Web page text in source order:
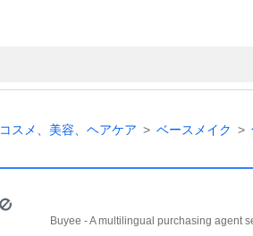
コスメ、美容、ヘアケア ベースメイク
Buyee - A multilingual purchasing agent